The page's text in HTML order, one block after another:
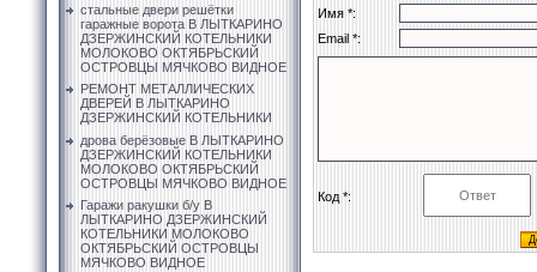
стальные двери решётки
гаражные ворота В ЛЫТКАРИНО
ДЗЕРЖИНСКИЙ КОТЕЛЬНИКИ
МОЛОКОВО ОКТЯБРЬСКИЙ
ОСТРОВЦЫ МЯЧКОВО ВИДНОЕ
РЕМОНТ МЕТАЛЛИЧЕСКИХ
ДВЕРЕЙ В ЛЫТКАРИНО
ДЗЕРЖИНСКИЙ КОТЕЛЬНИКИ
дрова берёзовые В ЛЫТКАРИНО
ДЗЕРЖИНСКИЙ КОТЕЛЬНИКИ
МОЛОКОВО ОКТЯБРЬСКИЙ
ОСТРОВЦЫ МЯЧКОВО ВИДНОЕ
Гаражи ракушки б/у В
ЛЫТКАРИНО ДЗЕРЖИНСКИЙ
КОТЕЛЬНИКИ МОЛОКОВО
ОКТЯБРЬСКИЙ ОСТРОВЦЫ
МЯЧКОВО ВИДНОЕ
Имя *:
Email *:
Код *: